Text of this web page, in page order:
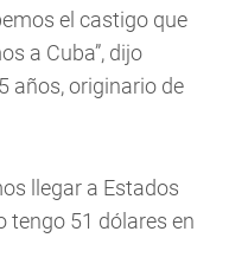
el castigo que
a Cuba”, dijo
años, originario de
llegar a Estados
tengo 51 dólares en